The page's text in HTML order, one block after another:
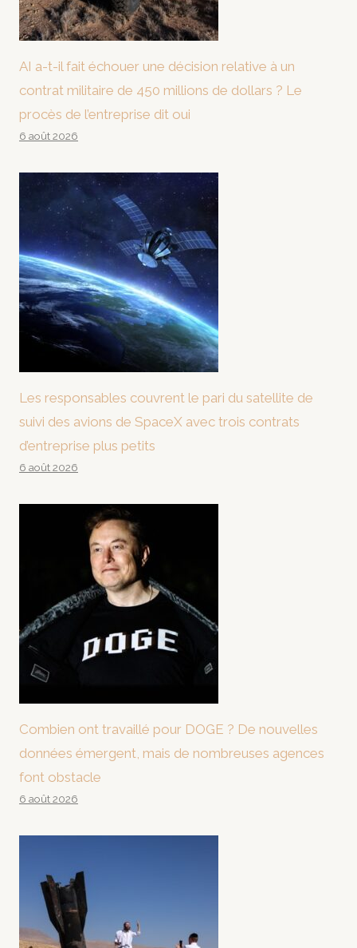
AI a-t-il fait échouer une décision relative à un
contrat militaire de 450 millions de dollars ? Le
procès de l’entreprise dit oui
6 août 2026
Les responsables couvrent le pari du satellite de
suivi des avions de SpaceX avec trois contrats
d’entreprise plus petits
6 août 2026
Combien ont travaillé pour DOGE ? De nouvelles
données émergent, mais de nombreuses agences
font obstacle
6 août 2026